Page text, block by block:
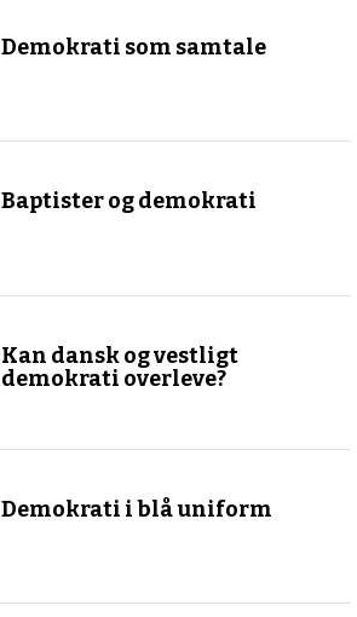
Demokrati som samtale
Baptister og demokrati
Kan dansk og vestligt
demokrati overleve?
Demokrati i blå uniform